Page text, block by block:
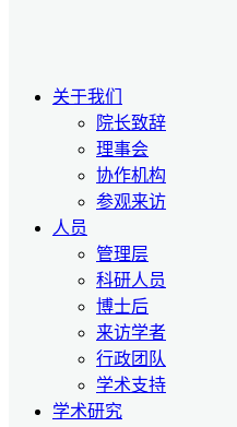
关于我们
院长致辞
理事会
协作机构
参观来访
人员
管理层
科研人员
博士后
来访学者
行政团队
学术支持
学术研究